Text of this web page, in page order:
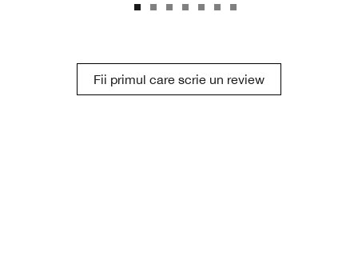
Fii primul care scrie un review